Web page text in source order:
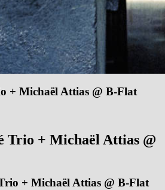
+ Michaël Attias @ B-Flat
Trio + Michaël Attias @
+ Michaël Attias @ B-Flat